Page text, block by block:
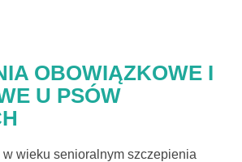
OBOWIĄZKOWE I
U PSÓW
wieku senioralnym szczepienia